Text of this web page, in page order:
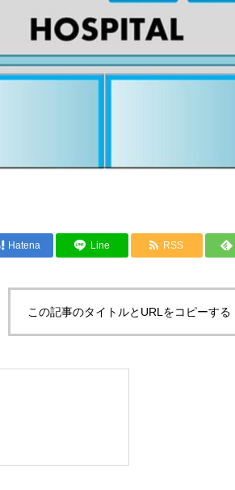
Hatena Line RSS
この記事のタイトルとURLをコピーする